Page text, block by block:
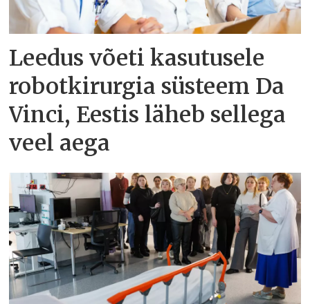
Leedus võeti kasutusele
robotkirurgia süsteem Da
Vinci, Eestis läheb sellega
veel aega